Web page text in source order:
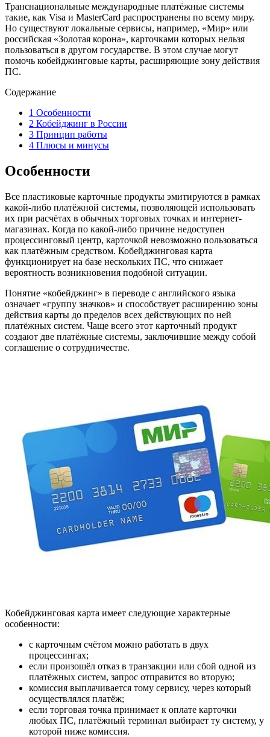
Транснациональные международные платёжные системы
такие, как Visa и MasterCard распространены по всему миру.
Но существуют локальные сервисы, например, «Мир» или
российская «Золотая корона», карточками которых нельзя
пользоваться в другом государстве. В этом случае могут
помочь кобейджинговые карты, расширяющие зону действия
ПС.
Содержание
1 Особенности
2 Кобейджинг в России
3 Принцип работы
4 Плюсы и минусы
Особенности
Все пластиковые карточные продукты эмитируются в рамках
какой-либо платёжной системы, позволяющей использовать
их при расчётах в обычных торговых точках и интернет-
магазинах. Когда по какой-либо причине недоступен
процессинговый центр, карточкой невозможно пользоваться
как платёжным средством. Кобейджинговая карта
функционирует на базе нескольких ПС, что снижает
вероятность возникновения подобной ситуации.
Понятие «кобейджинг» в переводе с английского языка
означает «группу значков» и способствует расширению зоны
действия карты до пределов всех действующих по ней
платёжных систем. Чаще всего этот карточный продукт
создают две платёжные системы, заключившие между собой
соглашение о сотрудничестве.
Кобейджинговая карта имеет следующие характерные
особенности:
с карточным счётом можно работать в двух
процессингах;
если произошёл отказ в транзакции или сбой одной из
платёжных систем, запрос отправится во вторую;
комиссия выплачивается тому сервису, через который
осуществлялся платёж;
если торговая точка принимает к оплате карточки
любых ПС, платёжный терминал выбирает ту систему, у
которой ниже комиссия.